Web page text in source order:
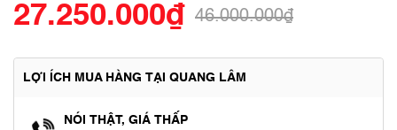
27.250.000₫ 46.000.000₫
LỢI ÍCH MUA HÀNG TẠI QUANG LÂM
NÓI THẬT, GIÁ THẤP